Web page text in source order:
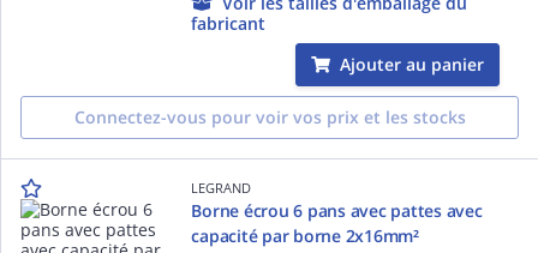
fabricant
Ajouter au panier
Connectez-vous pour voir vos prix et les stocks
LEGRAND
Borne écrou 6 pans avec pattes avec
capacité par borne 2x16mm²